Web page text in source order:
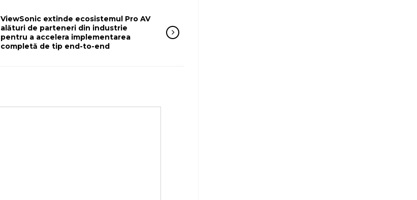
ViewSonic extinde ecosistemul Pro AV
alături de parteneri din industrie
pentru a accelera implementarea
completă de tip end-to-end